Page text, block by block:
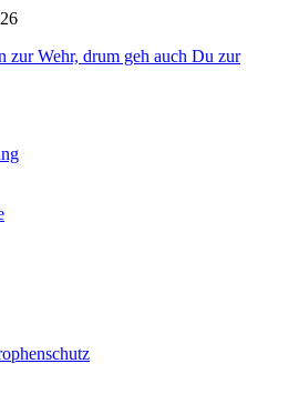
zur Wehr, drum geh auch Du zur